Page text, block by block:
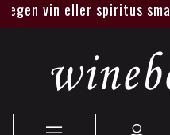
vin eller spiritus